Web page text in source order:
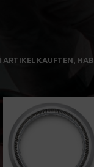
ARTIKEL KAUFTEN,